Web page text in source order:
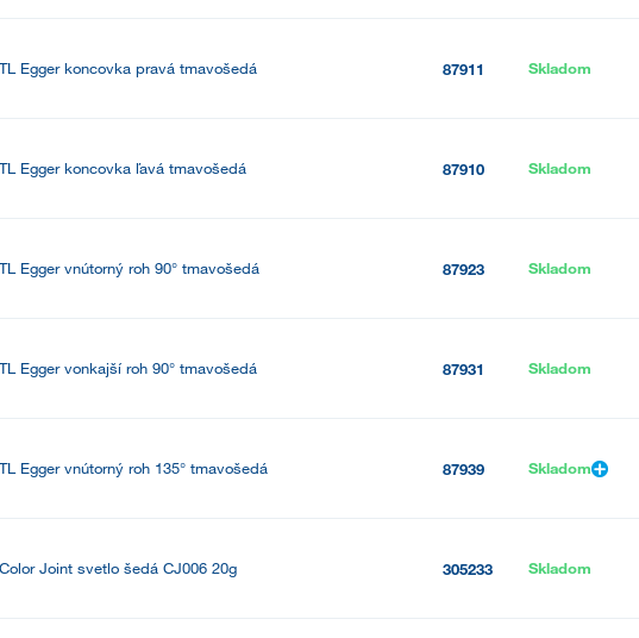
TL Egger koncovka pravá tmavošedá 87911 Skladom
TL Egger koncovka ľavá tmavošedá 87910 Skladom
TL Egger vnútorný roh 90° tmavošedá 87923 Skladom
TL Egger vonkajší roh 90° tmavošedá 87931 Skladom
TL Egger vnútorný roh 135° tmavošedá 87939 Skladom
Color Joint svetlo šedá CJ006 20g 305233 Skladom